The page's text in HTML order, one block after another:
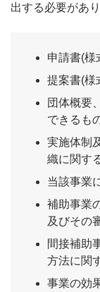
出する必要があり
申請書(様
提案書(様
団体概要
できるも
実施体制
織に関す
当該事業
補助事業
及びその
間接補助
方法に関
事業の効